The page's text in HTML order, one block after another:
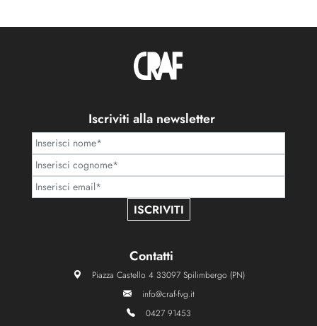
Contatti
Piazza Castello 4 33097 Spilimbergo (PN)
info@craf-fvg.it
0427 91453
Iscriviti alla newsletter
ISCRIVITI